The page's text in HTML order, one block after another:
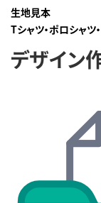
生地見本
Tシャツ・ポロシャ
デザイン